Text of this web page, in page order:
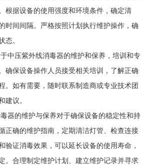
根据设备的使用强度和环境条件，确定清
时间间隔。严格按照计划执行维护操作，确
态。
中压紫外线消毒器的维护和保养，培训和专
确保设备操作人员接受相关培训，了解正确
。如有需要，随时联系制造商或专业技术团
建议。
器的维护与保养对于确保设备的稳定性和持
正确的维护指南，定期清洁灯管、检查连接
验证消毒效果，可以延长设备的使用寿命，
。合理制定维护计划、建立维护记录并寻求